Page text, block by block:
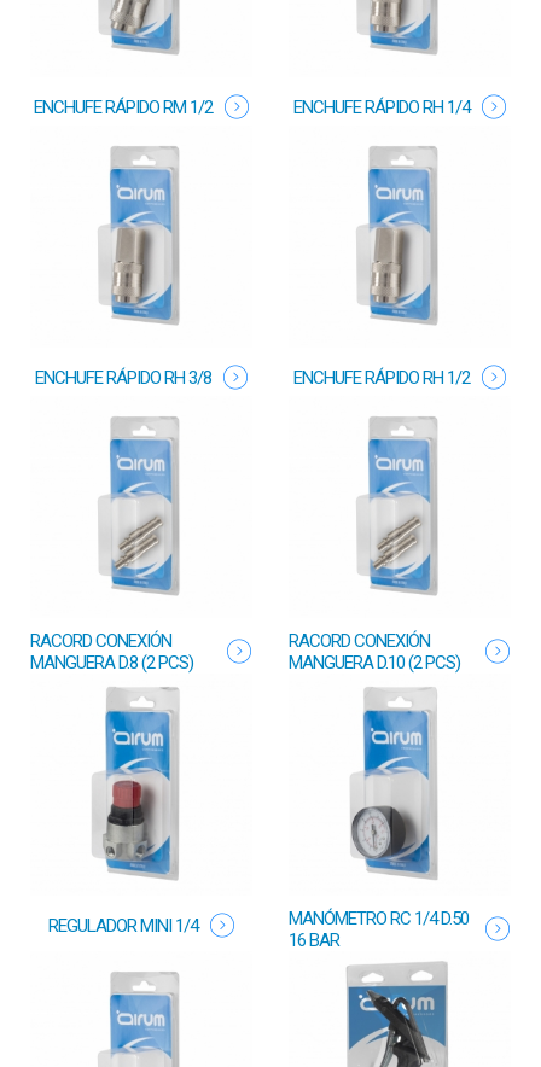
ENCHUFE RÁPIDO RM 1/2 ENCHUFE RÁPIDO RH 1/4
ENCHUFE RÁPIDO RH 3/8 ENCHUFE RÁPIDO RH 1/2
RACORD CONEXIÓN
MANGUERA D.8 (2 PCS)
RACORD CONEXIÓN
MANGUERA D.10 (2 PCS)
REGULADOR MINI 1/4
MANÓMETRO RC 1/4 D.50
16 BAR